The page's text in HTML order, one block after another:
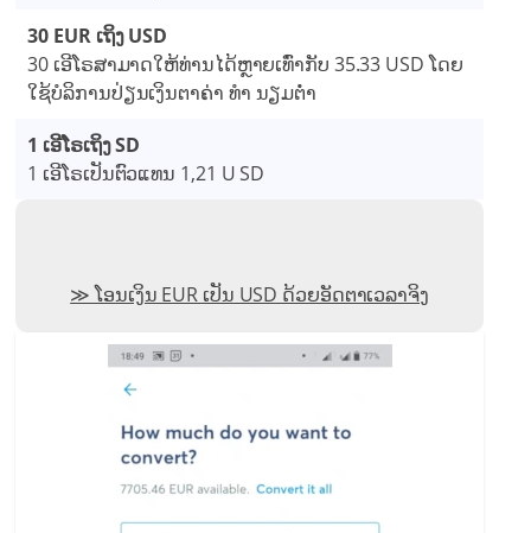
30 EUR ເຖິງ USD
30 ເອີໂຣສາມາດໃຫ້ທ່ານໄດ້ຫຼາຍເທົ່າກັບ 35.33 USD ໂດຍ
ໃຊ້ບໍລິການປ່ຽນເງິນຕາຄ່າ ທຳ ນຽມຕໍ່າ
1 ເອີໂຣເຖິງ SD
1 ເອີໂຣເປັນຕົວແທນ 1,21 U SD
ໂອນເງິນ EUR ເປັນ USD ດ້ວຍອັດຕາເວລາຈິງ